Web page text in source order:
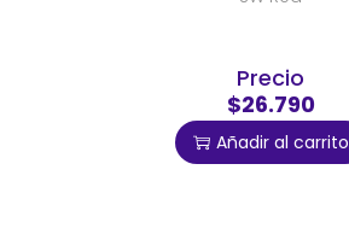
Precio
$26.790
Añadir al carrito